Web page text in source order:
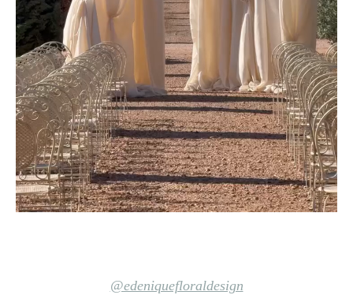
@edeniquefloraldesign